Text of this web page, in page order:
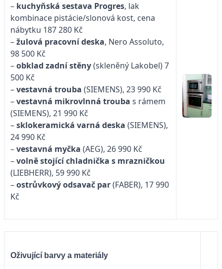
– kuchyňská sestava Progres, lak
kombinace pistácie/slonová kost, cena
nábytku 187 280 Kč
–žulová pracovní deska, Nero Assoluto,
98 500 Kč
–obklad zadní stěny(skleněný Lakobel) 7
500 Kč
–vestavná trouba (SIEMENS), 23 990 Kč
–vestavná mikrovlnná trouba s rámem
(SIEMENS), 21 990 Kč
–sklokeramická varná deska (SIEMENS),
24 990 Kč
–vestavná myčka (AEG), 26 990 Kč
–volně stojící chladnička s mrazničkou
(LIEBHERR), 59 990 Kč
–ostrůvkový odsavač par(FABER), 17 990
Kč
Oživující barvy a materiály